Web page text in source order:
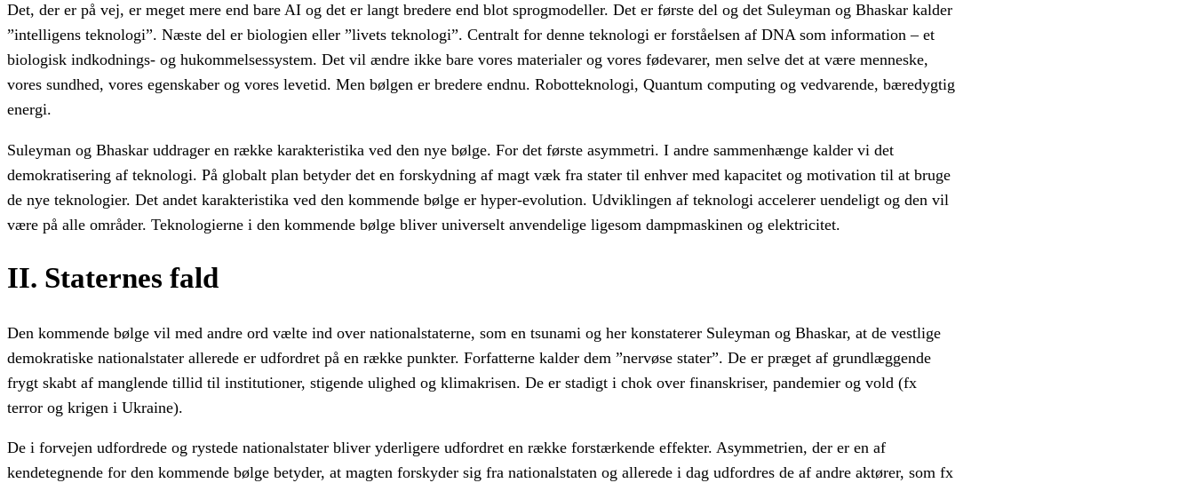
Det, der er på vej, er meget mere end bare AI og det er langt bredere end blot sprogmodeller. Det er første del og det Suleyman og Bhaskar kalder
”intelligens teknologi”. Næste del er biologien eller ”livets teknologi”. Centralt for denne teknologi er forståelsen af DNA som information – et
biologisk indkodnings- og hukommelsessystem. Det vil ændre ikke bare vores materialer og vores fødevarer, men selve det at være menneske,
vores sundhed, vores egenskaber og vores levetid. Men bølgen er bredere endnu. Robotteknologi, Quantum computing og vedvarende, bæredygtig
energi.
Suleyman og Bhaskar uddrager en række karakteristika ved den nye bølge. For det første asymmetri. I andre sammenhænge kalder vi det
demokratisering af teknologi. På globalt plan betyder det en forskydning af magt væk fra stater til enhver med kapacitet og motivation til at bruge
de nye teknologier. Det andet karakteristika ved den kommende bølge er hyper-evolution. Udviklingen af teknologi accelerer uendeligt og den vil
være på alle områder. Teknologierne i den kommende bølge bliver universelt anvendelige ligesom dampmaskinen og elektricitet.
II. Staternes fald
Den kommende bølge vil med andre ord vælte ind over nationalstaterne, som en tsunami og her konstaterer Suleyman og Bhaskar, at de vestlige
demokratiske nationalstater allerede er udfordret på en række punkter. Forfatterne kalder dem ”nervøse stater”. De er præget af grundlæggende
frygt skabt af manglende tillid til institutioner, stigende ulighed og klimakrisen. De er stadigt i chok over finanskriser, pandemier og vold (fx
terror og krigen i Ukraine).
De i forvejen udfordrede og rystede nationalstater bliver yderligere udfordret en række forstærkende effekter. Asymmetrien, der er en af
kendetegnende for den kommende bølge betyder, at magten forskyder sig fra nationalstaten og allerede i dag udfordres de af andre aktører, som fx